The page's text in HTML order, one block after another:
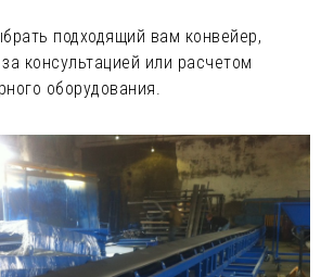
подходящий вам конвейер,
консультацией или расчетом
оборудования.